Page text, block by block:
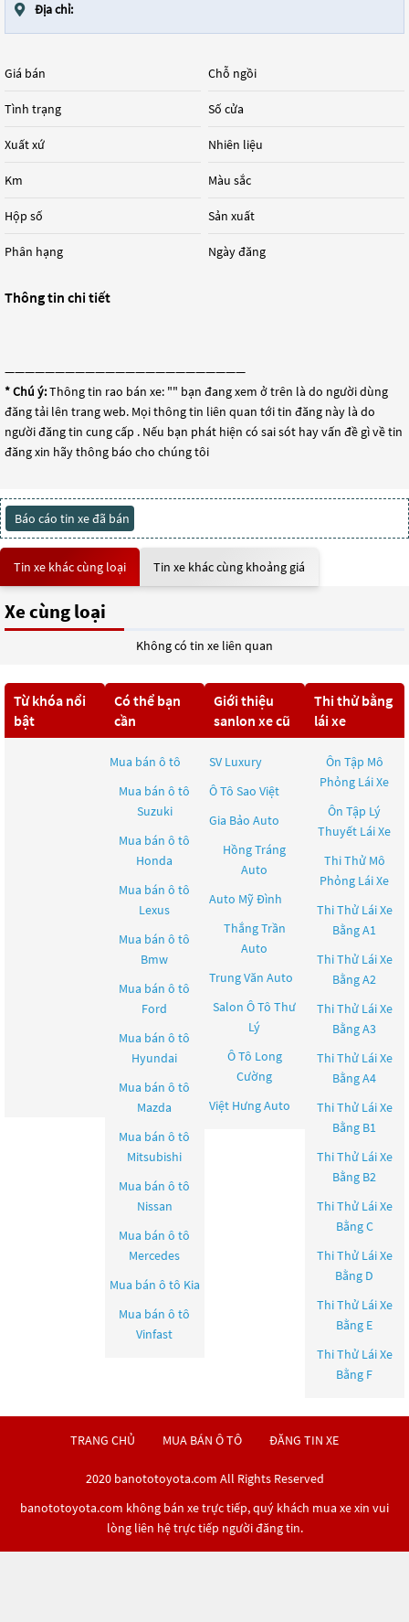
Địa chỉ:
Giá bán
Tình trạng
Xuất xứ
Km
Hộp số
Phân hạng
Chỗ ngồi
Số cửa
Nhiên liệu
Màu sắc
Sản xuất
Ngày đăng
Thông tin chi tiết
————————————————————————
* Chú ý:Thông tin rao bán xe: "" bạn đang xem ở trên là do người dùng
đăng tải lên trang web. Mọi thông tin liên quan tới tin đăng này là do
người đăng tin cung cấp . Nếu bạn phát hiện có sai sót hay vấn đề gì về tin
đăng xin hãy thông báo cho chúng tôi
Báo cáo tin xe đã bán
Tin xe khác cùng loại Tin xe khác cùng khoảng giá
Xe cùng loại
Không có tin xe liên quan
Từ khóa nổi
bật
Có thể bạn
cần
Mua bán ô tô
Mua bán ô tô
Suzuki
Mua bán ô tô
Honda
Mua bán ô tô
Lexus
Mua bán ô tô
Bmw
Mua bán ô tô
Ford
Mua bán ô tô
Hyundai
Mua bán ô tô
Mazda
Mua bán ô tô
Mitsubishi
Mua bán ô tô
Nissan
Mua bán ô tô
Mercedes
Mua bán ô tô Kia
Mua bán ô tô
Vinfast
Giới thiệu
sanlon xe cũ
SV Luxury
Ô Tô Sao Việt
Gia Bảo Auto
Hồng Tráng
Auto
Auto Mỹ Đình
Thắng Trần
Auto
Trung Văn Auto
Salon Ô Tô Thư
Lý
Ô Tô Long
Cường
Việt Hưng Auto
Thi thử bằng
lái xe
Ôn Tập Mô
Phỏng Lái Xe
Ôn Tập Lý
Thuyết Lái Xe
Thi Thử Mô
Phỏng Lái Xe
Thi Thử Lái Xe
Bằng A1
Thi Thử Lái Xe
Bằng A2
Thi Thử Lái Xe
Bằng A3
Thi Thử Lái Xe
Bằng A4
Thi Thử Lái Xe
Bằng B1
Thi Thử Lái Xe
Bằng B2
Thi Thử Lái Xe
Bằng C
Thi Thử Lái Xe
Bằng D
Thi Thử Lái Xe
Bằng E
Thi Thử Lái Xe
Bằng F
TRANG CHỦ MUA BÁN Ô TÔ ĐĂNG TIN XE
2020 banototoyota.com All Rights Reserved
banototoyota.com không bán xe trực tiếp, quý khách mua xe xin vui
lòng liên hệ trực tiếp người đăng tin.